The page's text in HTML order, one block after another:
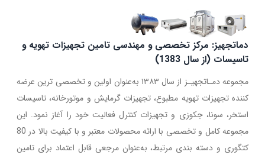
دماتجهیز: مرکز تخصصی و مهندسی تامین تجهیزات تهویه و
تاسیسات (از سال 1383)
مجموعه دمـاتجهیـز از سال ۱۳۸۳ به‌عنوان اولین و تخصصی ترین عرضه
کننده تجهیزات تهویه مطبوع، تجهیزات گرمایش و موتورخانه، تاسیسات
استخر، سونا، جکوزی و تجهیزات کنترل فعالیت خود را آغاز نمود. این
مجموعه کامل و تخصصی با ارائه محصولات معتبر و با کیفیت بالا در 80
کتگوری و دسته بندی مرتبط، به‌عنوان مرجعی قابل اعتماد برای تامین